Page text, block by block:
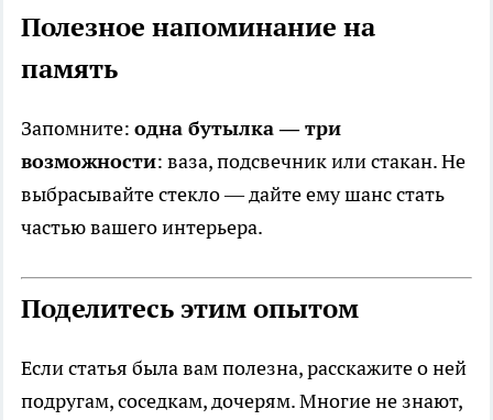
Полезное напоминание на
память
Запомните: одна бутылка — три
возможности: ваза, подсвечник или стакан. Не
выбрасывайте стекло — дайте ему шанс стать
частью вашего интерьера.
Поделитесь этим опытом
Если статья была вам полезна, расскажите о ней
подругам, соседкам, дочерям. Многие не знают,